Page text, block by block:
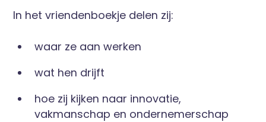
In het vriendenboekje delen zij:
waar ze aan werken
wat hen drijft
hoe zij kijken naar innovatie,
vakmanschap en ondernemerschap